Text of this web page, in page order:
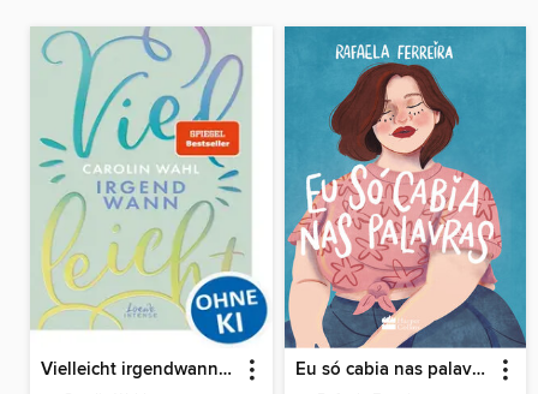
Vielleicht irgendwann (Vielleicht-Trilogie, Band 3) Eu só cabia nas palavras